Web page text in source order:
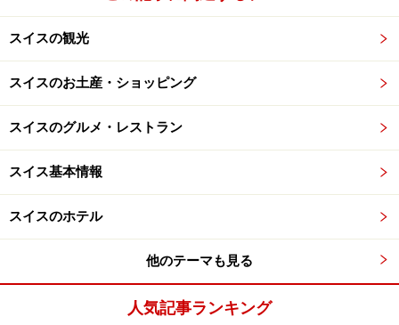
ラウフェン城にのぼる途中にある小さな見晴台から滝が
猛烈な勢いで流れ落ちる様子を見ることができます。ま
たはラウフェン城にのぼり、滝全体を見下ろすのも良い
でしょう。お城の中にはユースホステルも併設されてい
ます。
チューリッヒから便利なアクセス
毎年建国記念日の前日（7月31日）の夜に花火があがる
スイス北部にあるラインの滝は、チューリッヒからのア
スイスの観光
スイスのお土産・ショッピング
スイスのグルメ・レストラン
スイス基本情報
スイスのホテル
他のテーマも見る
人気記事ランキング